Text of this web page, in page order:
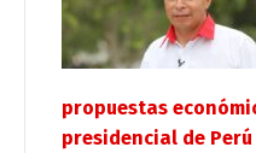
propuestas
presidencial de